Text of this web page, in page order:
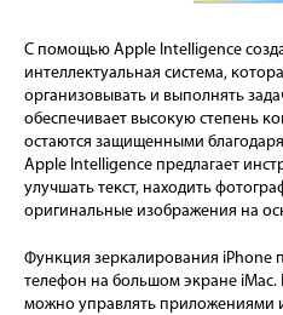
С помощью Apple Intelligence
интеллектуальная система,
организовывать и выполнять
обеспечивает высокую степень
остаются защищенными
Apple Intelligence предлагает
улучшать текст, находить
оригинальные изображения на
Функция зеркалирования iPhone
телефон на большом экране
можно управлять приложениями